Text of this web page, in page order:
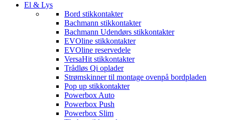
El & Lys
Bord stikkontakter
Bachmann stikkontakter
Bachmann Udendørs stikkontakter
EVOline stikkontakter
EVOline reservedele
VersaHit stikkontakter
Trådløs Qi oplader
Strømskinner til montage ovenpå bordpladen
Pop up stikkontakter
Powerbox Auto
Powerbox Push
Powerbox Slim